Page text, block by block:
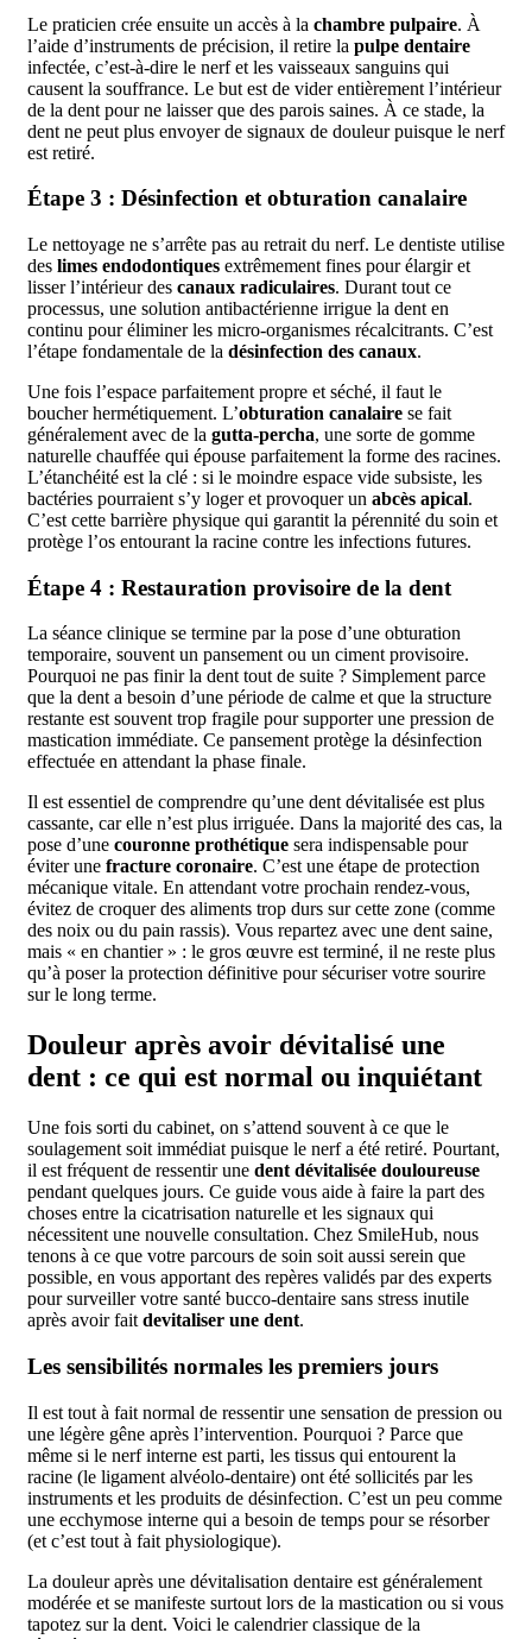
Le praticien crée ensuite un accès à la chambre pulpaire. À
l’aide d’instruments de précision, il retire la pulpe dentaire
infectée, c’est-à-dire le nerf et les vaisseaux sanguins qui
causent la souffrance. Le but est de vider entièrement l’intérieur
de la dent pour ne laisser que des parois saines. À ce stade, la
dent ne peut plus envoyer de signaux de douleur puisque le nerf
est retiré.
Étape 3 : Désinfection et obturation canalaire
Le nettoyage ne s’arrête pas au retrait du nerf. Le dentiste utilise
des limes endodontiques extrêmement fines pour élargir et
lisser l’intérieur des canaux radiculaires. Durant tout ce
processus, une solution antibactérienne irrigue la dent en
continu pour éliminer les micro-organismes récalcitrants. C’est
l’étape fondamentale de la désinfection des canaux.
Une fois l’espace parfaitement propre et séché, il faut le
boucher hermétiquement. L’obturation canalaire se fait
généralement avec de la gutta-percha, une sorte de gomme
naturelle chauffée qui épouse parfaitement la forme des racines.
L’étanchéité est la clé : si le moindre espace vide subsiste, les
bactéries pourraient s’y loger et provoquer un abcès apical.
C’est cette barrière physique qui garantit la pérennité du soin et
protège l’os entourant la racine contre les infections futures.
Étape 4 : Restauration provisoire de la dent
La séance clinique se termine par la pose d’une obturation
temporaire, souvent un pansement ou un ciment provisoire.
Pourquoi ne pas finir la dent tout de suite ? Simplement parce
que la dent a besoin d’une période de calme et que la structure
restante est souvent trop fragile pour supporter une pression de
mastication immédiate. Ce pansement protège la désinfection
effectuée en attendant la phase finale.
Il est essentiel de comprendre qu’une dent dévitalisée est plus
cassante, car elle n’est plus irriguée. Dans la majorité des cas, la
pose d’une couronne prothétique sera indispensable pour
éviter une fracture coronaire. C’est une étape de protection
mécanique vitale. En attendant votre prochain rendez-vous,
évitez de croquer des aliments trop durs sur cette zone (comme
des noix ou du pain rassis). Vous repartez avec une dent saine,
mais « en chantier » : le gros œuvre est terminé, il ne reste plus
qu’à poser la protection définitive pour sécuriser votre sourire
sur le long terme.
Douleur après avoir dévitalisé une
dent : ce qui est normal ou inquiétant
Une fois sorti du cabinet, on s’attend souvent à ce que le
soulagement soit immédiat puisque le nerf a été retiré. Pourtant,
il est fréquent de ressentir une dent dévitalisée douloureuse
pendant quelques jours. Ce guide vous aide à faire la part des
choses entre la cicatrisation naturelle et les signaux qui
nécessitent une nouvelle consultation. Chez SmileHub, nous
tenons à ce que votre parcours de soin soit aussi serein que
possible, en vous apportant des repères validés par des experts
pour surveiller votre santé bucco-dentaire sans stress inutile
après avoir fait devitaliser une dent.
Les sensibilités normales les premiers jours
Il est tout à fait normal de ressentir une sensation de pression ou
une légère gêne après l’intervention. Pourquoi ? Parce que
même si le nerf interne est parti, les tissus qui entourent la
racine (le ligament alvéolo-dentaire) ont été sollicités par les
instruments et les produits de désinfection. C’est un peu comme
une ecchymose interne qui a besoin de temps pour se résorber
(et c’est tout à fait physiologique).
La douleur après une dévitalisation dentaire est généralement
modérée et se manifeste surtout lors de la mastication ou si vous
tapotez sur la dent. Voici le calendrier classique de la